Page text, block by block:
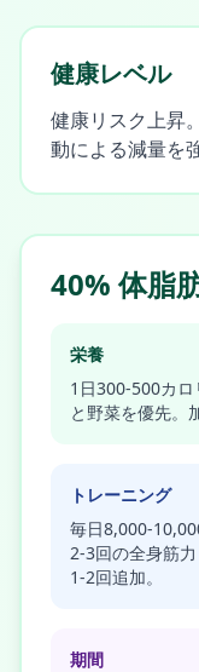
健康レベル
健康リスク上昇
動による減量を
40% 体脂
栄養
1日300-500カ
と野菜を優先。
トレーニング
毎日8,000-
2-3回の全身筋
1-2回追加。
期間